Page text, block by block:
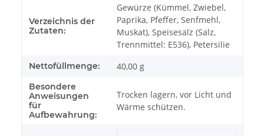
Verzeichnis der
Zutaten:
Gewürze (Kümmel, Zwiebel,
Paprika, Pfeffer, Senfmehl,
Muskat), Speisesalz (Salz,
Trennmittel: E536), Petersilie
Nettofüllmenge: 40,00 g
Besondere
Anweisungen
für
Aufbewahrung:
Trocken lagern, vor Licht und
Wärme schützen.